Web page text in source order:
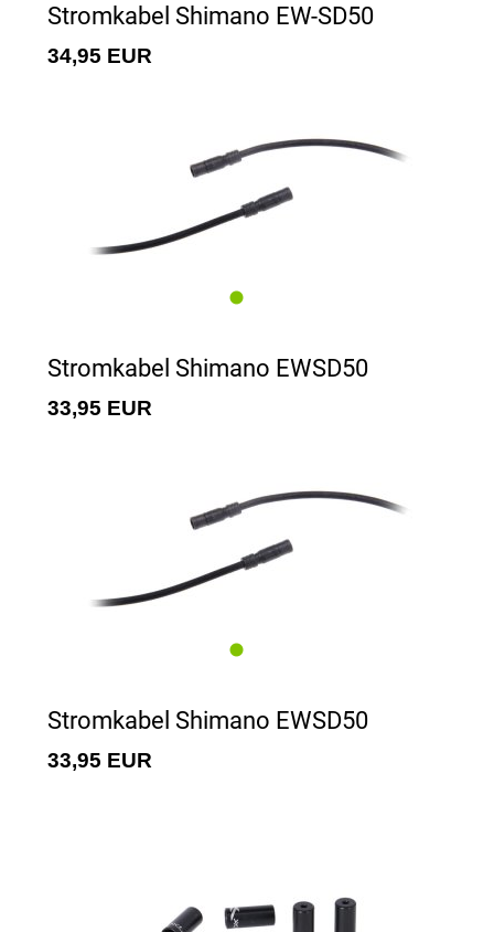
Stromkabel Shimano EW-SD50
34,95 EUR
Stromkabel Shimano EWSD50
33,95 EUR
Stromkabel Shimano EWSD50
33,95 EUR